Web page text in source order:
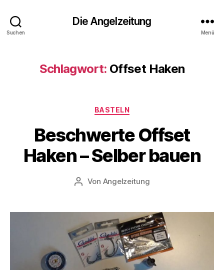
Suchen
Die Angelzeitung
Menü
Schlagwort: Offset Haken
Kategorien
BASTELN
Beschwerte Offset
Haken – Selber bauen
Beitragsautor
Von Angelzeitung